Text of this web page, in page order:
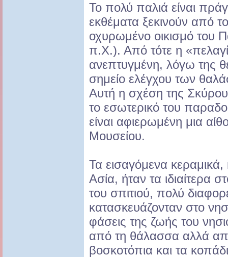
Το πολύ παλιά είναι
εκθέματα ξεκινούν από
οχυρωμένο οικισμό του
π.Χ.). Από τότε η
ανεπτυγμένη, λόγω της
σημείο ελέγχου των
Αυτή η σχέση της
το εσωτερικό του
είναι αφιερωμένη μια
Μουσείου.
Τα εισαγόμενα
Ασία, ήταν τα ιδιαίτερα
του σπιτιού, πολύ
κατασκευάζονταν στο
φάσεις της ζωής του
από τη θάλασσα αλλά
βοσκοτόπια και τα